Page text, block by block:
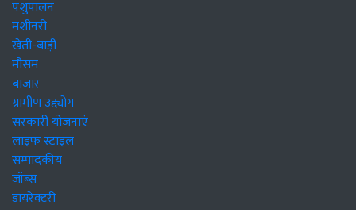
पशुपालन
मशीनरी
खेती-बाड़ी
मौसम
बाजार
ग्रामीण उद्द्योग
सरकारी योजनाएं
लाइफ स्टाइल
सम्पादकीय
जॉब्स
डायरेक्टरी